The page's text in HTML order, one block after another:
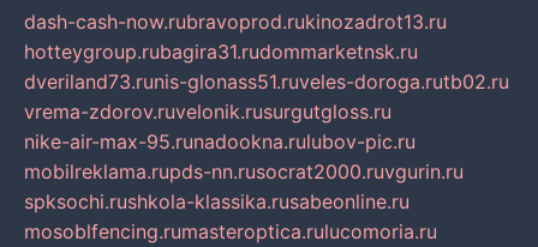
dash-cash-now.rubravoprod.rukinozadrot13.ru
hotteygroup.rubagira31.rudommarketnsk.ru
dveriland73.runis-glonass51.ruveles-doroga.rutb02.ru
vrema-zdorov.ruvelonik.rusurgutgloss.ru
nike-air-max-95.runadookna.rulubov-pic.ru
mobilreklama.rupds-nn.rusocrat2000.ruvgurin.ru
spksochi.rushkola-klassika.rusabeonline.ru
mosoblfencing.rumasteroptica.rulucomoria.ru